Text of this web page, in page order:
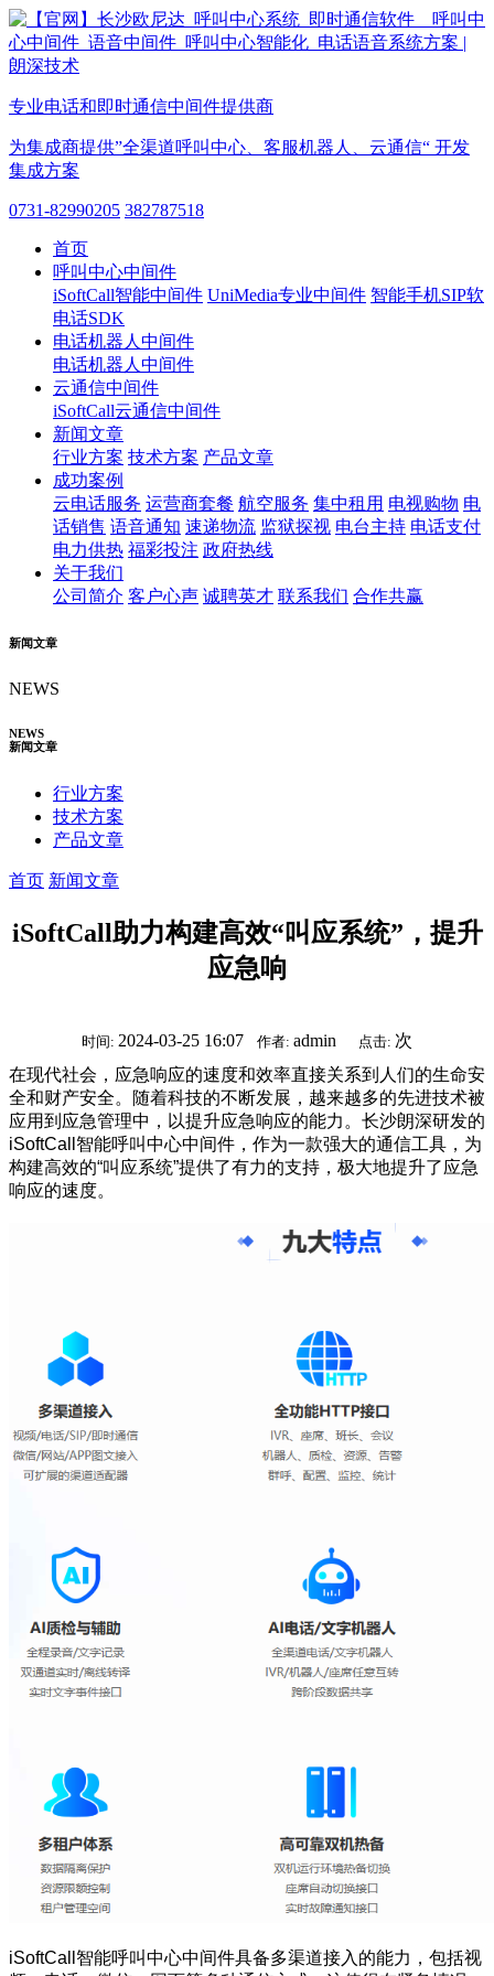
专业电话和即时通信中间件提供商
为集成商提供”全渠道呼叫中心、客服机器人、云通信“ 开发
集成方案
0731-82990205 382787518
首页
呼叫中心中间件
iSoftCall智能中间件 UniMedia专业中间件 智能手机SIP软
电话SDK
电话机器人中间件
电话机器人中间件
云通信中间件
iSoftCall云通信中间件
新闻文章
行业方案 技术方案 产品文章
成功案例
云电话服务 运营商套餐 航空服务 集中租用 电视购物 电
话销售 语音通知 速递物流 监狱探视 电台主持 电话支付
电力供热 福彩投注 政府热线
关于我们
公司简介 客户心声 诚聘英才 联系我们 合作共赢
新闻文章
NEWS
NEWS
新闻文章
行业方案
技术方案
产品文章
首页 新闻文章
iSoftCall助力构建高效“叫应系统”，提升
应急响
时间: 2024-03-25 16:07 作者: admin 点击: 次
在现代社会，应急响应的速度和效率直接关系到人们的生命安
全和财产安全。随着科技的不断发展，越来越多的先进技术被
应用到应急管理中，以提升应急响应的能力。长沙朗深研发的
iSoftCall智能呼叫中心中间件，作为一款强大的通信工具，为
构建高效的“叫应系统”提供了有力的支持，极大地提升了应急
响应的速度。
iSoftCall智能呼叫中心中间件具备多渠道接入的能力，包括视